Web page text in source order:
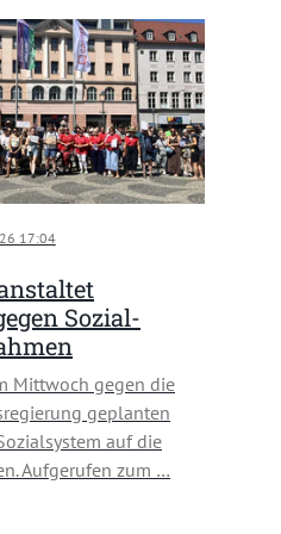
17:04
Sozial-
Mittwoch gegen die
geplanten
auf die
Aufgerufen zum …